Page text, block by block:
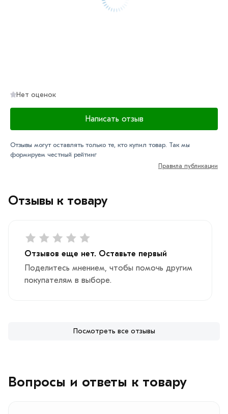
Отзывы к товару
Отзывов еще нет. Оставьте первый
Поделитесь мнением, чтобы помочь другим
покупателям в выборе.
Посмотреть все отзывы
Нет оценок
Написать отзыв
Отзывы могут оставлять только те, кто купил товар. Так мы
формируем честный рейтинг
Правила публикации
Вопросы и ответы к товару